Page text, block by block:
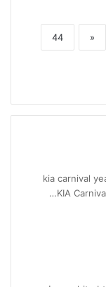
«
44
kia carnival